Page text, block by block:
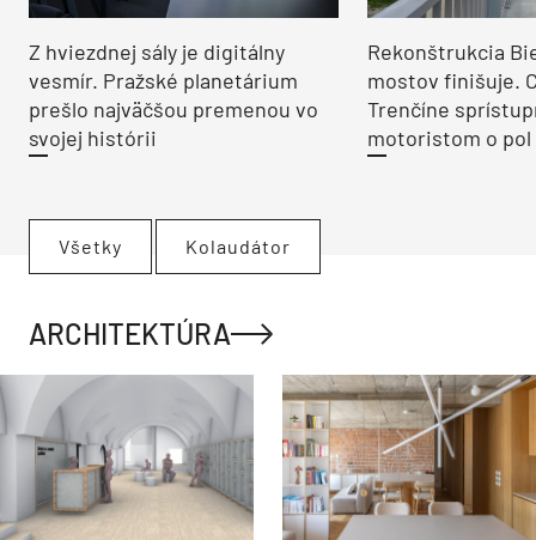
Z hviezdnej sály je digitálny
vesmír. Pražské planetárium
prešlo najväčšou premenou vo
svojej histórii
Rekonštrukcia
mostov finišuje.
Trenčíne
motoristom o pol
Všetky Kolaudátor
ARCHITEKTÚRA